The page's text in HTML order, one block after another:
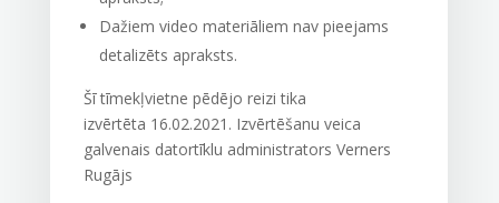
Dažiem video materiāliem nav pieejams
detalizēts apraksts.
Šī tīmekļvietne pēdējo reizi tika
izvērtēta 16.02.2021. Izvērtēšanu veica
galvenais datortīklu administrators Verners
Rugājs